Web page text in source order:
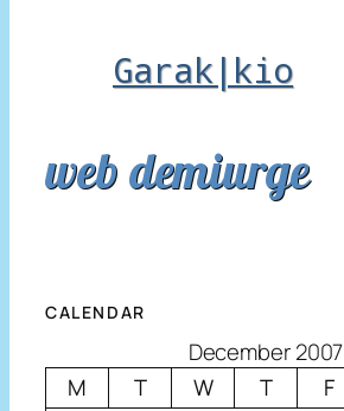
Garak|kio
web demiurge
CALENDAR
December 2007
M
T W T F